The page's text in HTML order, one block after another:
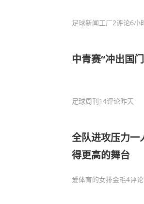
足球新闻工厂2评论6小
中青赛“冲出国
足球周刊14评论昨天
全队进攻压力一
得更高的舞台
爱体育的女排金毛4评论